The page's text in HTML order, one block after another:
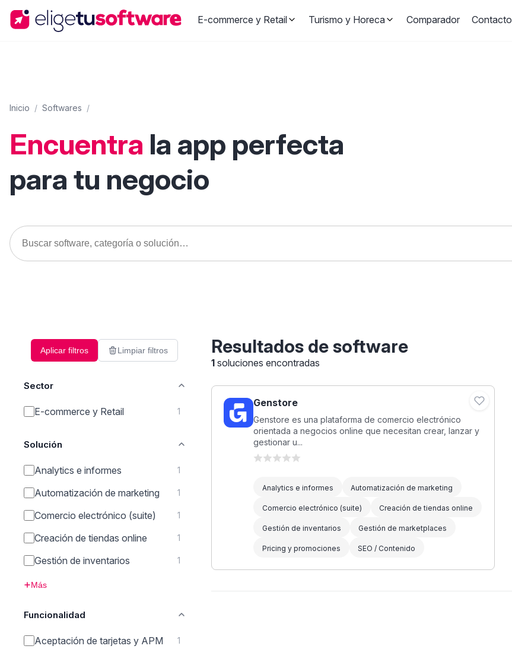
E-commerce y Retail Turismo y Horeca Comparador Contacto
Inicio / Softwares /
Encuentra la app perfecta
para tu negocio
Aplicar filtros Limpiar filtros
Sector
E-commerce y Retail 1
Solución
Analytics e informes 1
Automatización de marketing 1
Comercio electrónico (suite) 1
Creación de tiendas online 1
Gestión de inventarios 1
Más
Funcionalidad
Aceptación de tarjetas y APM 1
Resultados de software
1 soluciones encontradas
Genstore
Genstore es una plataforma de comercio electrónico
orientada a negocios online que necesitan crear, lanzar y
gestionar u...
Analytics e informes Automatización de marketing
Comercio electrónico (suite) Creación de tiendas online
Gestión de inventarios Gestión de marketplaces
Pricing y promociones SEO / Contenido